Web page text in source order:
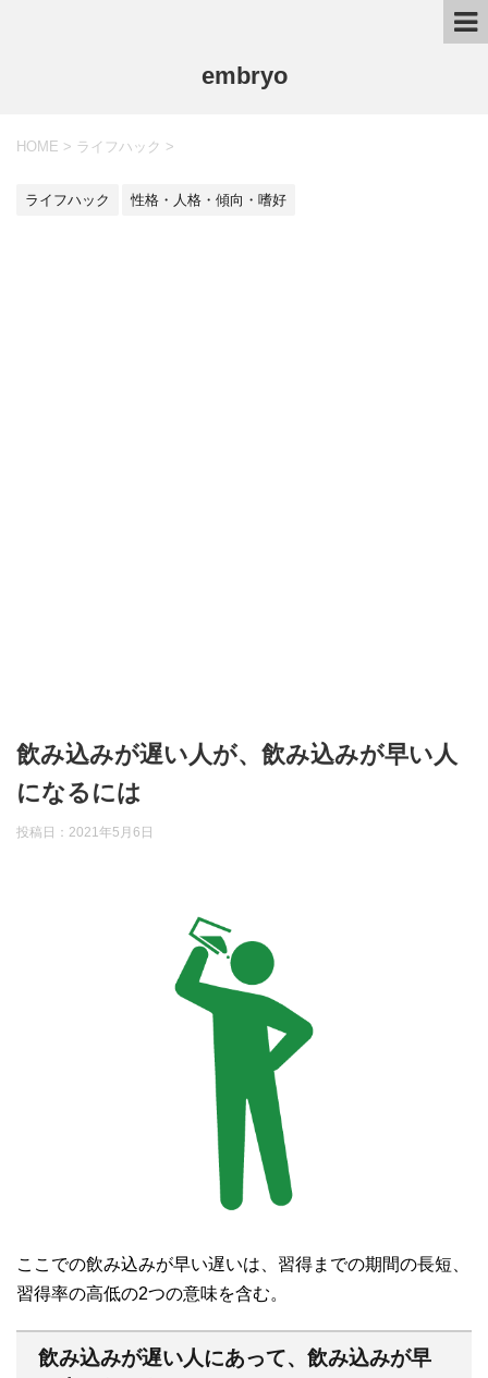
embryo
HOME > ライフハック >
ライフハック 性格・人格・傾向・嗜好
飲み込みが遅い人が、飲み込みが早い人
になるには
投稿日： 2021年5月6日
ここでの飲み込みが早い遅いは、習得までの期間の長短、
習得率の高低の2つの意味を含む。
飲み込みが遅い人にあって、飲み込みが早